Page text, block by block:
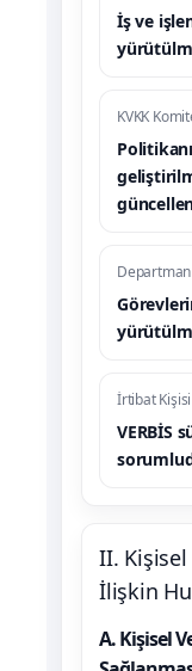
İş ve
KVKK
İrtibat Kişisi
VERBİS
II.
İlişkin
A. Kişisel